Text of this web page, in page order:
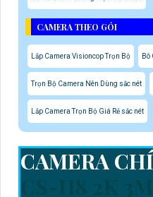
CAMERA THEO GÓI
Lắp Camera Visioncop Trọn Bộ Bô
Trọn Bộ Camera Nên Dùng sắc nét
Lắp Camera Trọn Bộ Giá Rẻ sắc nét
CAMERA